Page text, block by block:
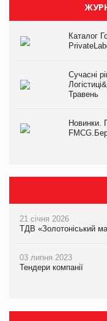
Каталог
Сучасні
Травень
Новинки.
21 січня 2026
ТДВ «Золотоніський
03 липня 2023
Тендери компанії